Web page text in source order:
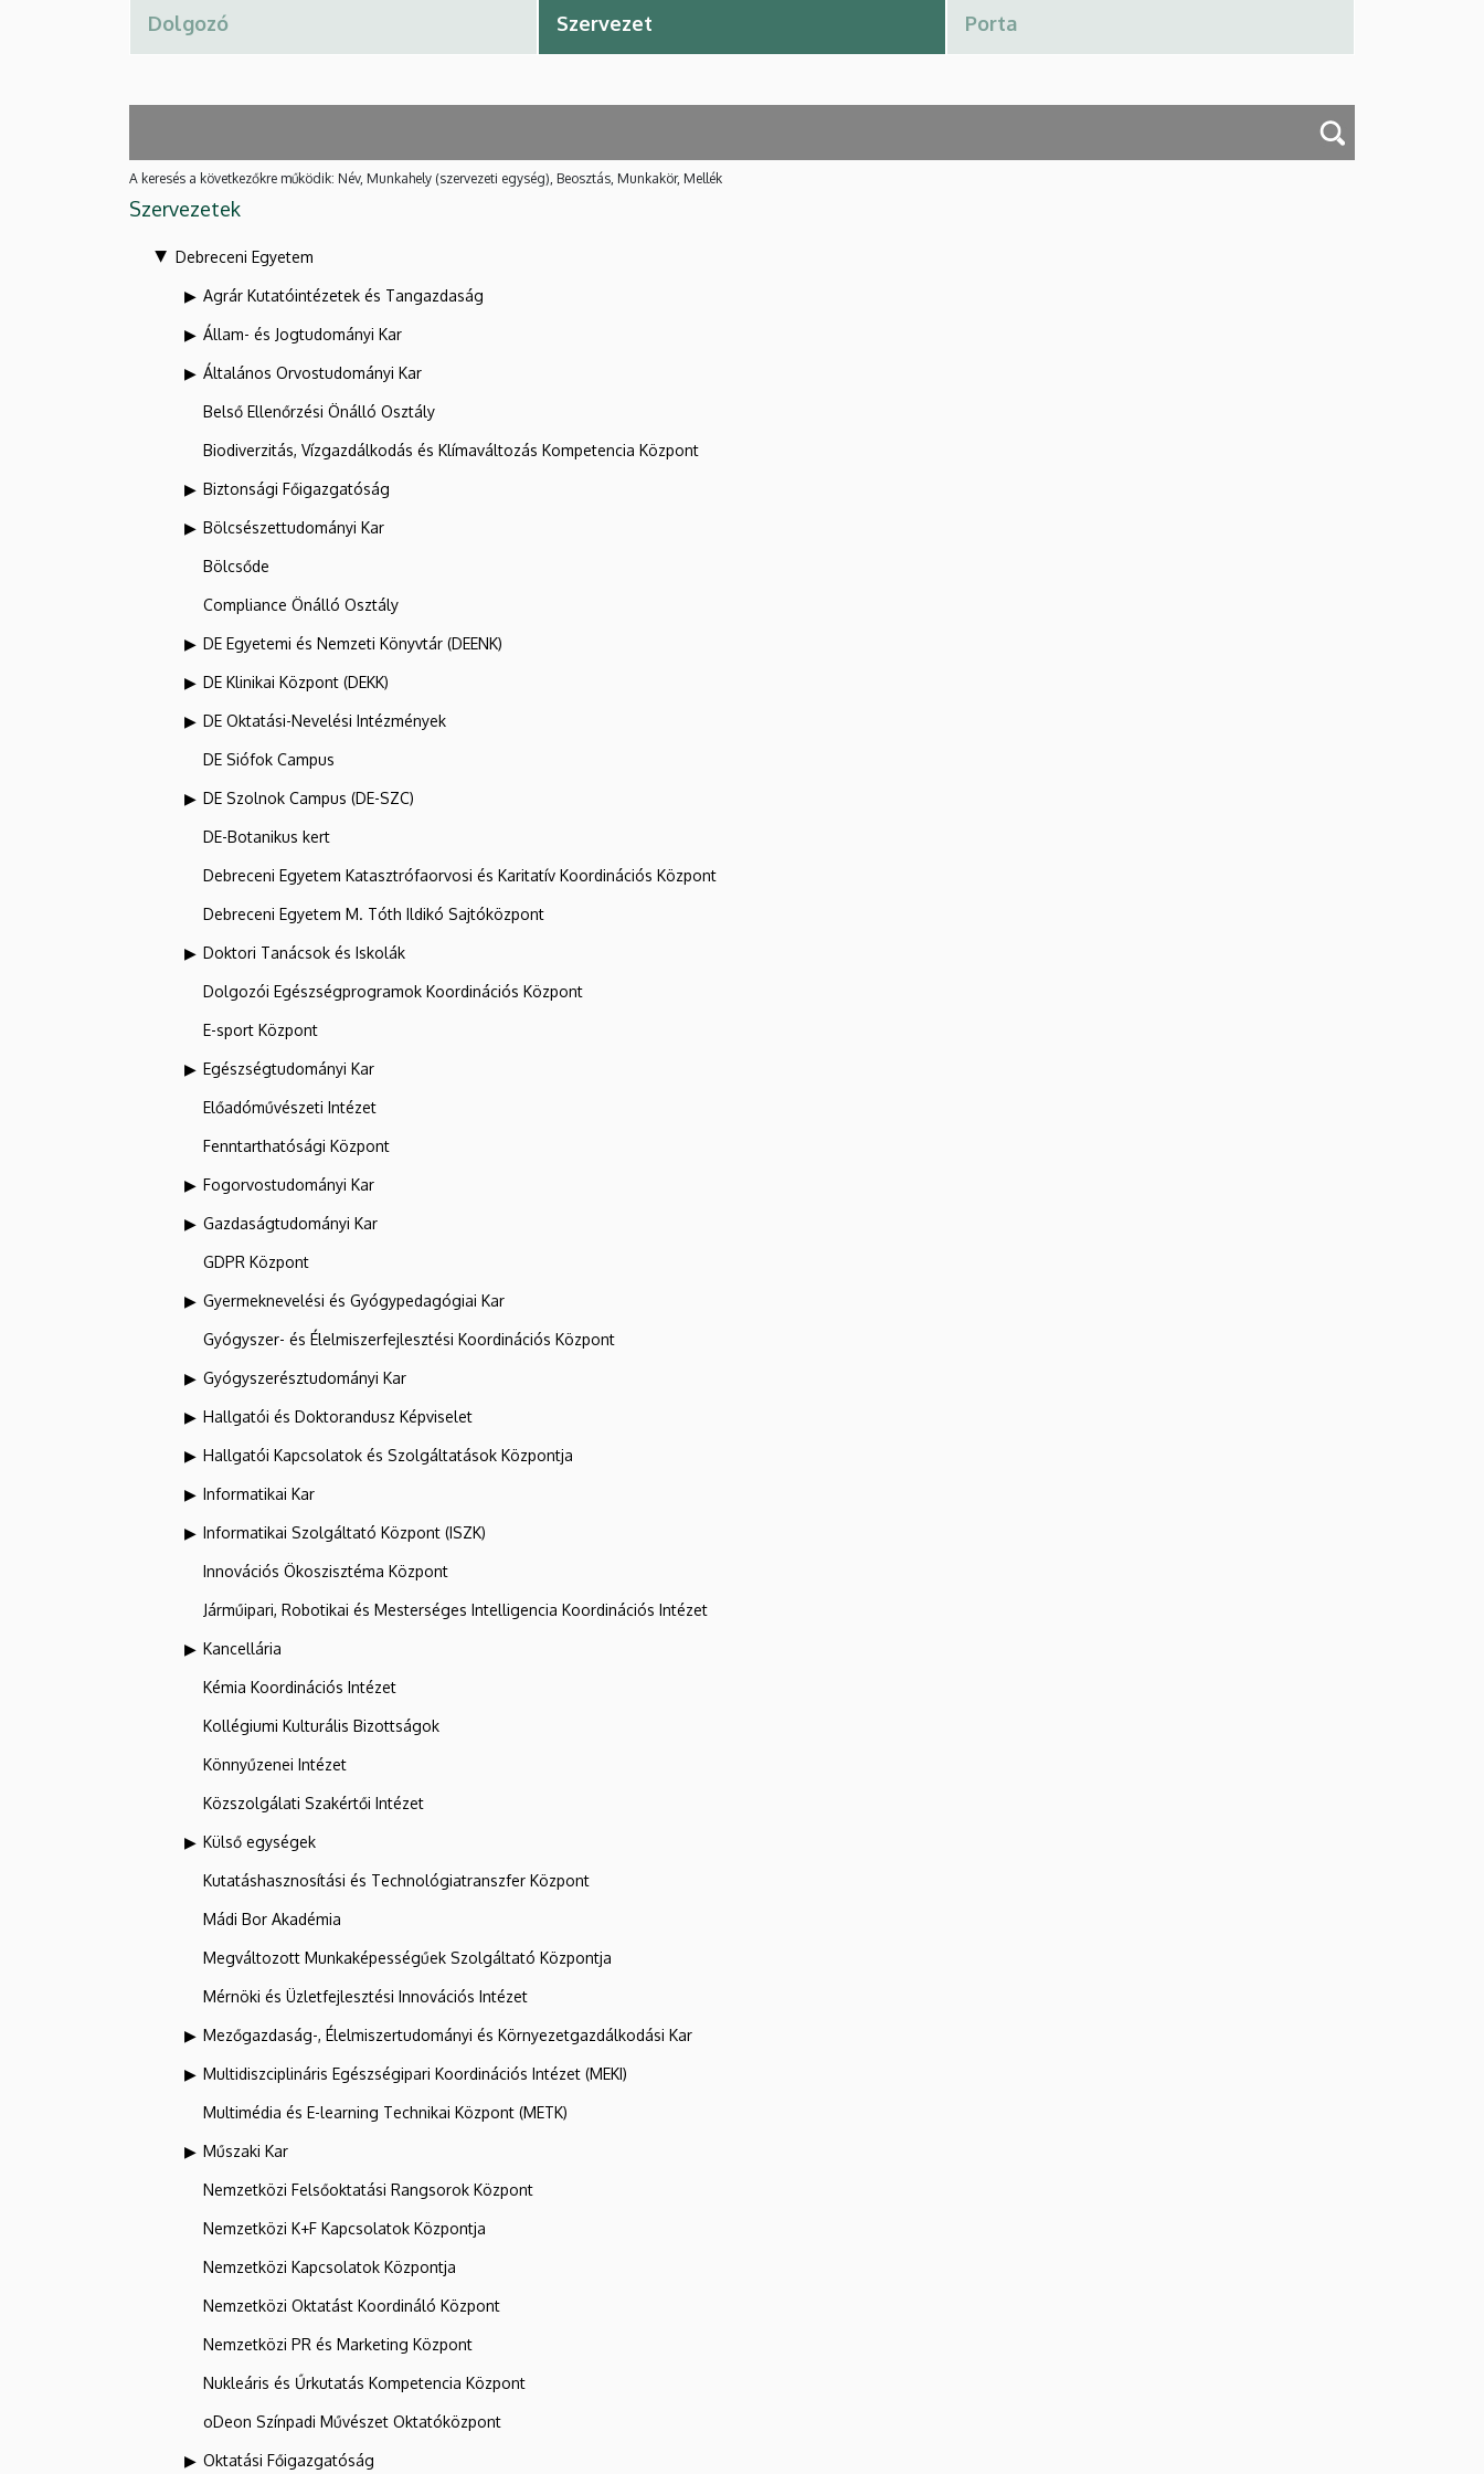
A keresés a következőkre működik: Név, Munkahely (szervezeti egység), Beosztás, Munkakör, Mellék
Szervezetek
Debreceni Egyetem
Agrár Kutatóintézetek és Tangazdaság
Állam- és Jogtudományi Kar
Általános Orvostudományi Kar
Belső Ellenőrzési Önálló Osztály
Biodiverzitás, Vízgazdálkodás és Klímaváltozás Kompetencia Központ
Biztonsági Főigazgatóság
Bölcsészettudományi Kar
Bölcsőde
Compliance Önálló Osztály
DE Egyetemi és Nemzeti Könyvtár (DEENK)
DE Klinikai Központ (DEKK)
DE Oktatási-Nevelési Intézmények
DE Siófok Campus
DE Szolnok Campus (DE-SZC)
DE-Botanikus kert
Debreceni Egyetem Katasztrófaorvosi és Karitatív Koordinációs Központ
Debreceni Egyetem M. Tóth Ildikó Sajtóközpont
Doktori Tanácsok és Iskolák
Dolgozói Egészségprogramok Koordinációs Központ
E-sport Központ
Egészségtudományi Kar
Előadóművészeti Intézet
Fenntarthatósági Központ
Fogorvostudományi Kar
Gazdaságtudományi Kar
GDPR Központ
Gyermeknevelési és Gyógypedagógiai Kar
Gyógyszer- és Élelmiszerfejlesztési Koordinációs Központ
Gyógyszerésztudományi Kar
Hallgatói és Doktorandusz Képviselet
Hallgatói Kapcsolatok és Szolgáltatások Központja
Informatikai Kar
Informatikai Szolgáltató Központ (ISZK)
Innovációs Ökoszisztéma Központ
Járműipari, Robotikai és Mesterséges Intelligencia Koordinációs Intézet
Kancellária
Kémia Koordinációs Intézet
Kollégiumi Kulturális Bizottságok
Könnyűzenei Intézet
Közszolgálati Szakértői Intézet
Külső egységek
Kutatáshasznosítási és Technológiatranszfer Központ
Mádi Bor Akadémia
Megváltozott Munkaképességűek Szolgáltató Központja
Mérnöki és Üzletfejlesztési Innovációs Intézet
Mezőgazdaság-, Élelmiszertudományi és Környezetgazdálkodási Kar
Multidiszciplináris Egészségipari Koordinációs Intézet (MEKI)
Multimédia és E-learning Technikai Központ (METK)
Műszaki Kar
Nemzetközi Felsőoktatási Rangsorok Központ
Nemzetközi K+F Kapcsolatok Központja
Nemzetközi Kapcsolatok Központja
Nemzetközi Oktatást Koordináló Központ
Nemzetközi PR és Marketing Központ
Nukleáris és Űrkutatás Kompetencia Központ
oDeon Színpadi Művészet Oktatóközpont
Oktatási Főigazgatóság